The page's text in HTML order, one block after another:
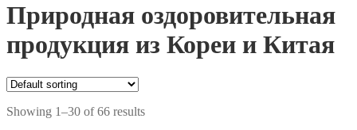
Природная оздоровительная
продукция из Кореи и Китая
Showing 1–30 of 66 results